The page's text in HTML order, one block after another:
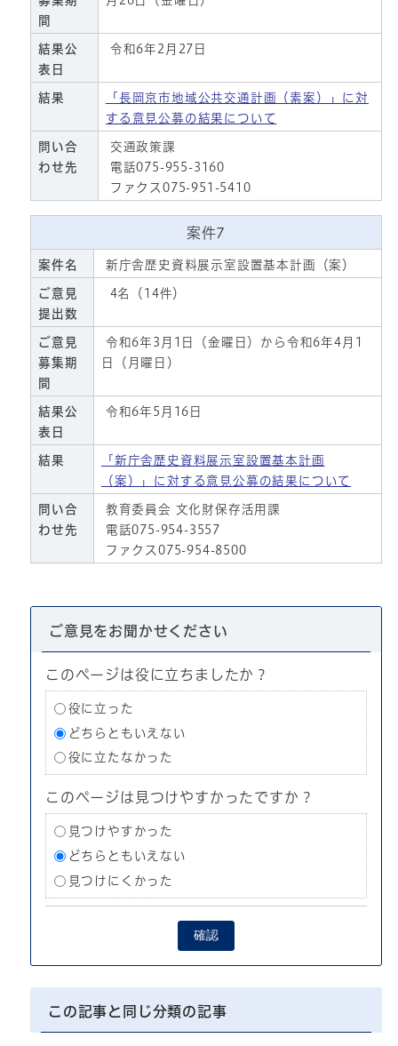
間
結果公
表日
令和6年2月27日
結果
「長岡京市地域公共交通計画（素案）」に対
する意見公募の結果について
問い合
わせ先
交通政策課
電話075-955-3160
ファクス075-951-5410
案件7
案件名 新庁舎歴史資料展示室設置基本計画（案）
ご意見
提出数
4名（14件）
ご意見
募集期
間
令和6年3月1日（金曜日）から令和6年4月1
日（月曜日）
結果公
表日
令和6年5月16日
結果
「新庁舎歴史資料展示室設置基本計画
（案）」に対する意見公募の結果について
問い合
わせ先
教育委員会 文化財保存活用課
電話075-954-3557
ファクス075-954-8500
ご意見をお聞かせください
このページは役に立ちましたか？
役に立った
どちらともいえない
役に立たなかった
このページは見つけやすかったですか？
見つけやすかった
どちらともいえない
見つけにくかった
確認
この記事と同じ分類の記事